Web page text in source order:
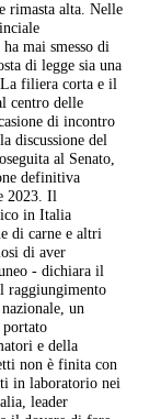
rimasta alta. Nelle
mai smesso di
di legge sia una
filiera corta e il
centro delle
di incontro
discussione del
al Senato,
definitiva
2023. Il
in Italia
di carne e altri
di aver
- dichiara il
raggiungimento
un
portato
e della
non è finita con
in laboratorio nei
leader